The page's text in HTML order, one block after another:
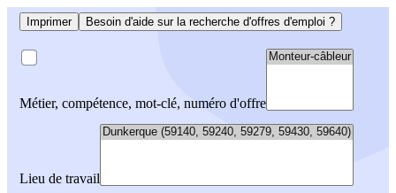
Imprimer Besoin d'aide sur la recherche d'offres d'emploi ?
Métier, compétence, mot-clé, numéro d'offre
Lieu de travail